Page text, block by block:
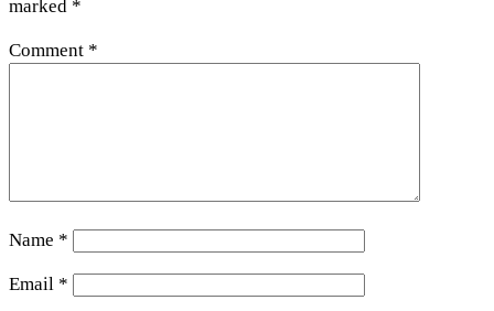
marked *
Comment *
Name *
Email *